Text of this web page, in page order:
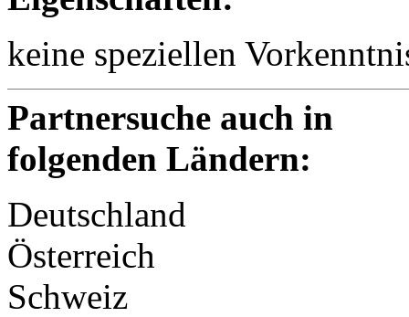
keine speziellen
Partnersuche auch in
folgenden Ländern:
Deutschland
Österreich
Schweiz